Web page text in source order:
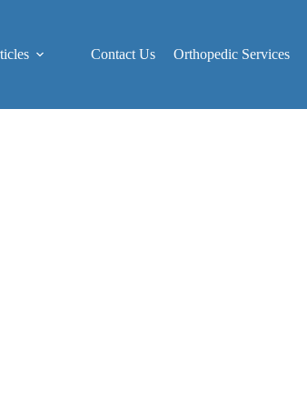
Contact Us Orthopedic Services